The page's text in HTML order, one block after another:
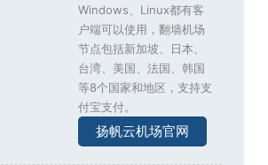
Windows、Linux都有客
户端可以使用，翻墙机场
节点包括新加坡、日本、
台湾、美国、法国、韩国
等8个国家和地区，支持支
付宝支付。
扬帆云机场官网